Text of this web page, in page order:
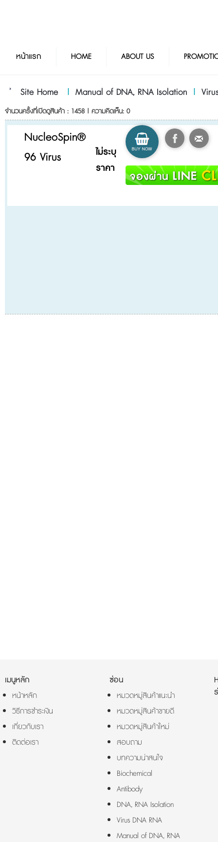
หน้าแรก HOME ABOUT US
Site Home | Manual of DNA, RNA Isolation |
จำนวนครั้งที่เปิดดูสินค้า : 1458 | ความคิดเห็น: 0
NucleoSpin®
96 Virus
ไม่ระบุ
ราคา
เมนูหลัก
หน้าหลัก
วิธีการชำระเงิน
เกี่ยวกับเรา
ติดต่อเรา
ซ่อน
หมวดหมู่สินค้าแนะนำ
หมวดหมู่สินค้าขายดี
หมวดหมู่สินค้าใหม่
สอบถาม
บทความน่าสนใจ
Biochemical
Antibody
DNA, RNA Isolation
Virus DNA RNA
Manual of DNA, RNA